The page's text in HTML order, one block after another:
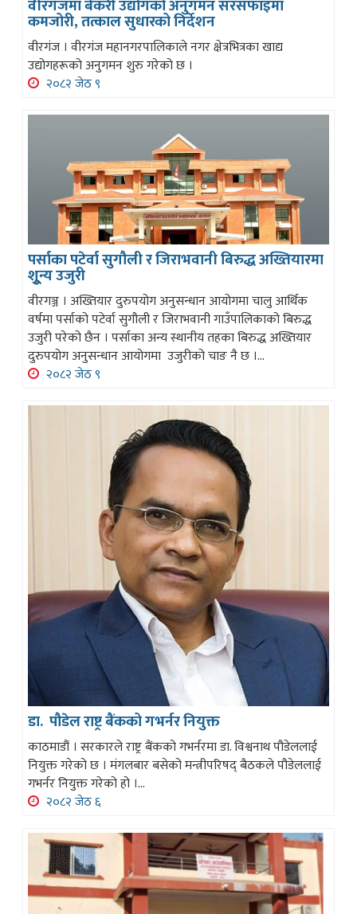
वीरगंजमा बेकरी उद्योगको अनुगमन सरसफाइमा
कमजोरी, तत्काल सुधारको निर्देशन
वीरगंज । वीरगंज महानगरपालिकाले नगर क्षेत्रभित्रका खाद्य
उद्योगहरूको अनुगमन शुरु गरेको छ ।
२०८२ जेठ ९
पर्साका पटेर्वा सुगौली र जिराभवानी बिरुद्ध अख्तियारमा
शुून्य उजुरी
वीरगञ्ज । अख्तियार दुरुपयोग अनुसन्धान आयोगमा चालु आर्थिक
वर्षमा पर्साको पटेर्वा सुगौली र जिराभवानी गाउँपालिकाको बिरुद्ध
उजुरी परेको छैन । पर्साका अन्य स्थानीय तहका बिरुद्ध अख्तियार
दुरुपयोग अनुसन्धान आयोगमा उजुरीको चाङ नै छ ।...
२०८२ जेठ ९
डा. पौडेल राष्ट्र बैंकको गभर्नर नियुक्त
काठमाडौं । सरकारले राष्ट्र बैंकको गभर्नरमा डा. विश्वनाथ पौडेललाई
नियुक्त गरेको छ । मंगलबार बसेको मन्त्रीपरिषद् बैठकले पौडेललाई
गभर्नर नियुक्त गरेको हो ।...
२०८२ जेठ ६